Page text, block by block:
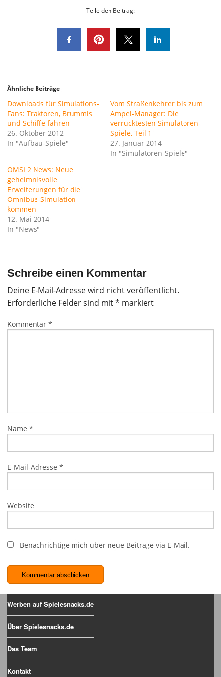
Teile den Beitrag:
Ähnliche Beiträge
Downloads für Simulations-
Fans: Traktoren, Brummis
und Schiffe fahren
26. Oktober 2012
In "Aufbau-Spiele"
Vom Straßenkehrer bis zum
Ampel-Manager: Die
verrücktesten Simulatoren-
Spiele, Teil 1
27. Januar 2014
In "Simulatoren-Spiele"
OMSI 2 News: Neue
geheimnisvolle
Erweiterungen für die
Omnibus-Simulation
kommen
12. Mai 2014
In "News"
Schreibe einen Kommentar
Deine E-Mail-Adresse wird nicht veröffentlicht.
Erforderliche Felder sind mit* markiert
Kommentar *
Name *
E-Mail-Adresse *
Website
Benachrichtige mich über neue Beiträge via E-Mail.
Werben auf Spielesnacks.de
Über Spielesnacks.de
Das Team
Kontakt